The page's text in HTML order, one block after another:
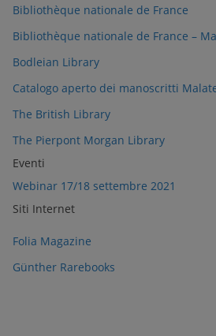
Bibliothèque nationale de France
Bibliothèque nationale de France –
Bodleian Library
Catalogo aperto dei manoscritti
The British Library
The Pierpont Morgan Library
Eventi
Webinar 17/18 settembre 2021
Siti Internet
Folia Magazine
Günther Rarebooks